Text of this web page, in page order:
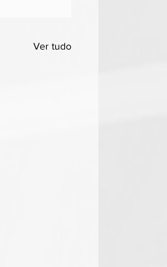
Ver tudo